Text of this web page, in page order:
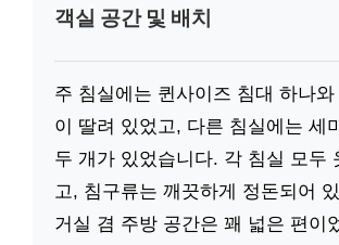
객실 공간 및 배치
주 침실에는 퀸사이즈 침대 하나와
이 딸려 있었고, 다른 침실에는 세
두 개가 있었습니다. 각 침실 모두
고, 침구류는 깨끗하게 정돈되어
거실 겸 주방 공간은 꽤 넓은 편이